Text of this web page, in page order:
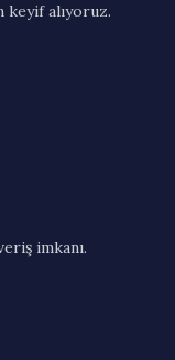
keyif alıyoruz.
imkanı.